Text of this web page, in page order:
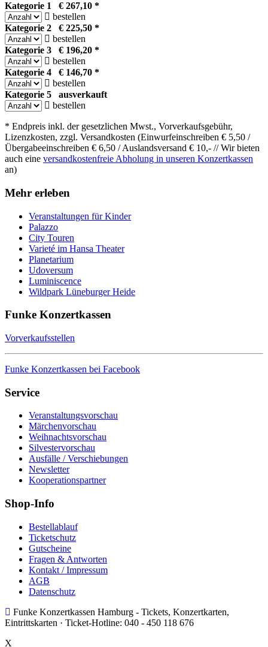
Kategorie 1 € 267,10 *
bestellen
Kategorie 2 € 225,50 *
bestellen
Kategorie 3 € 196,20 *
bestellen
Kategorie 4 € 146,70 *
bestellen
Kategorie 5 ausverkauft
bestellen
* Endpreis inkl. der gesetzlichen Mwst., Vorverkaufsgebühr,
Lizenzkosten, zzgl. Versandkosten (Einwurfeinschreiben € 5,50 /
Übergabeeinschreiben € 6,50 / Auslandsversand € 10,- // Wir bieten
auch eine versandkostenfreie Abholung in unseren Konzertkassen
an)
Mehr erleben
Veranstaltungen für Kinder
Palazzo
City Touren
Varieté im Hansa Theater
Planetarium
Udoversum
Luminiscence
Wildpark Lüneburger Heide
Funke Konzertkassen
Vorverkaufsstellen
Funke Konzertkassen bei Facebook
Service
Veranstaltungsvorschau
Märchenvorschau
Weihnachtsvorschau
Silvestervorschau
Ausfälle / Verschiebungen
Newsletter
Kooperationspartner
Shop-Info
Bestellablauf
Ticketschutz
Gutscheine
Fragen & Antworten
Kontakt / Impressum
AGB
Datenschutz
Funke Konzertkassen Hamburg - Tickets, Konzertkarten,
Eintrittskarten · Ticket-Hotline: 040 - 450 118 676
X